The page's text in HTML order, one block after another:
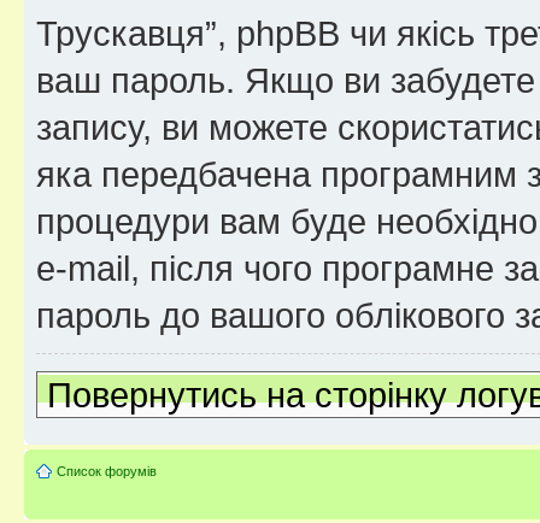
Трускавця”, phpBB чи якісь
ваш пароль. Якщо ви
запису, ви можете
яка передбачена програмним
процедури вам буде
e-mail, після чого програмне
пароль до вашого облікового
Повернутись на сторінку
Список форумів